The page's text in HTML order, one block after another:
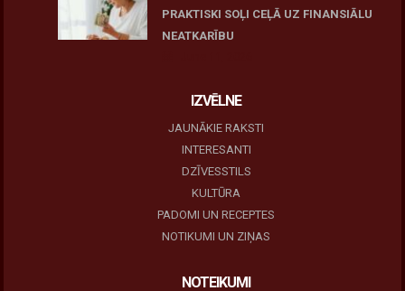
PRAKTISKI SOĻI CEĻĀ UZ FINANSIĀLU
NEATKARĪBU
IZVĒLNE
JAUNĀKIE RAKSTI
INTERESANTI
DZĪVESSTILS
KULTŪRA
PADOMI UN RECEPTES
NOTIKUMI UN ZIŅAS
NOTEIKUMI